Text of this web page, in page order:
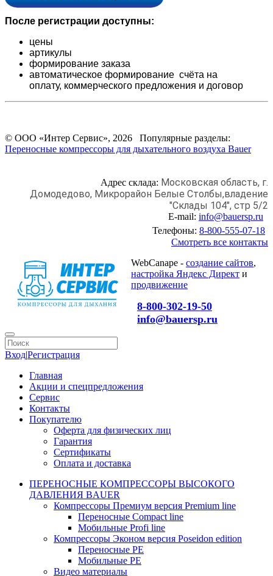
После регистрации доступны:
цены
артикулы
формирование заказа
автоматическое формирование счёта на
оплату, коммерческого предложения и договор
© ООО «Интер Сервис», 2026 Популярные разделы:
Переносные компрессоры для дыхательного воздуха Bauer
Адрес склада: Московская область, г.
Домодедово, Микрорайон Белые Столбы,владение
"Склады 104", стр 5/2
E-mail: info@bauersp.ru
Телефоны: 8-800-555-07-18
Смотреть все контакты
WebCanape - создание сайтов,
настройка Яндекс Директ и
продвижение
8-800-302-19-50
info@bauersp.ru
Вход|Регистрация
Главная
Акции и спецпредложения
Сервис
Контакты
Покупателю
Оферта для физических лиц
Гарантия
Сертификаты
Оплата и доставка
ПЕРЕНОСНЫЕ КОМПРЕССОРЫ ВЫСОКОГО
ДАВЛЕНИЯ BAUER
Компрессоры Премиум версия Premium line
Переносные Compact line
Мобильные Profi line
Компрессоры Эконом версия Poseidon edition
Переносные PE
Мобильные PE
Видео материалы